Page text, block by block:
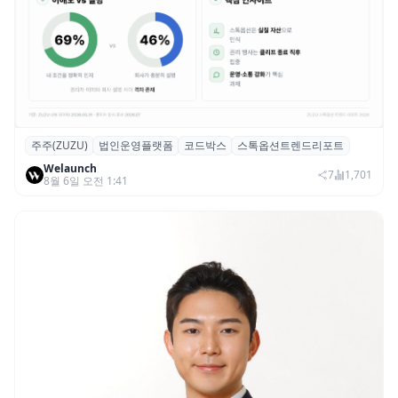
스톡옵션 취소율 2년 만에 18.2%→31.3%…
권리 발생 즉시 행사 비중도 급증
주주(ZUZU) 법인운영플랫폼 코드박스
스톡옵션트렌드리포트
Welaunch
8월 6일 오전 1:41
7 1,701